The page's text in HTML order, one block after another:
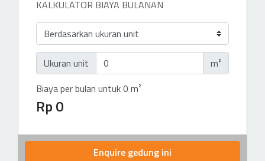
KALKULATOR BIAYA BULANAN
Ukuran unit
m²
Biaya per bulan untuk 0 m²
Rp 0
Enquire gedung ini